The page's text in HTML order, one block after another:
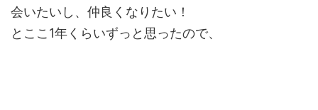
会いたいし、仲良くなりたい！
とここ1年くらいずっと思ったので、